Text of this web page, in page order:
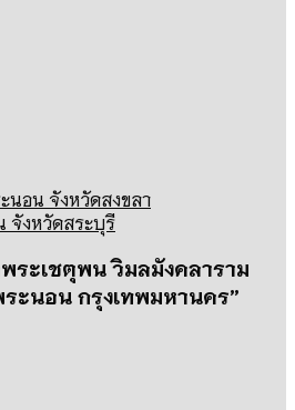
นอน จังหวัดสงขลา
จังหวัดสระบุรี
ระเชตุพน วิมลมังคลาราม
ะนอน กรุงเทพมหานคร”